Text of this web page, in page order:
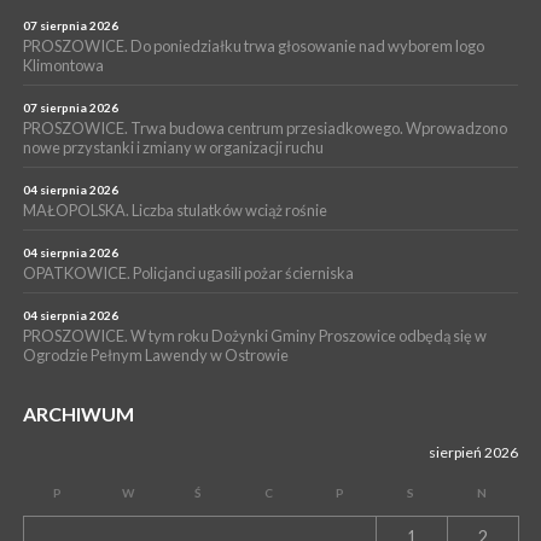
Pałecznicy będą obsługiwani w Proszowicach
WYDARZENIA
PROSZOWICE. W parku Warsztaty Edukacyjno-Przyrodnicze
NOC CIEM
15 lipca 2026
PROSZOWICE. Już za tydzień kolejne zajęcia z cyklu „Wakacyjne
07 sierpnia 2026
PROSZOWICE. Do poniedziałku trwa głosowanie nad wyborem logo
Klimontowa
07 sierpnia 2026
PROSZOWICE. Trwa budowa centrum przesiadkowego. Wprowadzono
nowe przystanki i zmiany w organizacji ruchu
04 sierpnia 2026
MAŁOPOLSKA. Liczba stulatków wciąż rośnie
04 sierpnia 2026
OPATKOWICE. Policjanci ugasili pożar ścierniska
04 sierpnia 2026
PROSZOWICE. W tym roku Dożynki Gminy Proszowice odbędą się w
Ogrodzie Pełnym Lawendy w Ostrowie
ARCHIWUM
sierpień 2026
P W Ś C P S N